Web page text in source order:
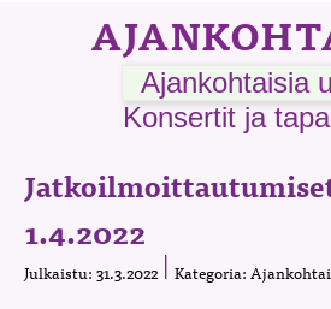
Ajankohtaisia
Konsertit ja
1.4.2022
Julkaistu: 31.3.2022 Kategoria: